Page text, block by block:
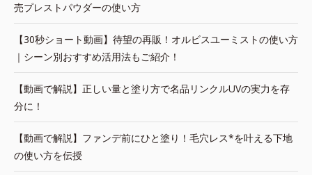
売プレストパウダーの使い方
【30秒ショート動画】待望の再販！オルビスユーミストの使い方
｜シーン別おすすめ活用法もご紹介！
【動画で解説】正しい量と塗り方で名品リンクルUVの実力を存
分に！
【動画で解説】ファンデ前にひと塗り！毛穴レス*を叶える下地
の使い方を伝授